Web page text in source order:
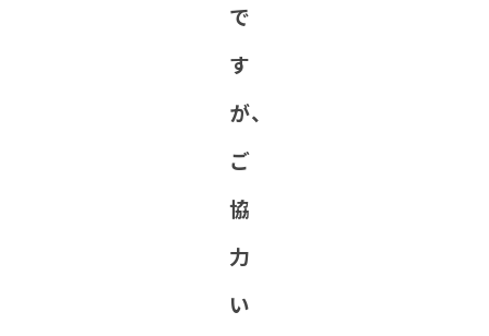
で
す
が、
ご
協
力
い